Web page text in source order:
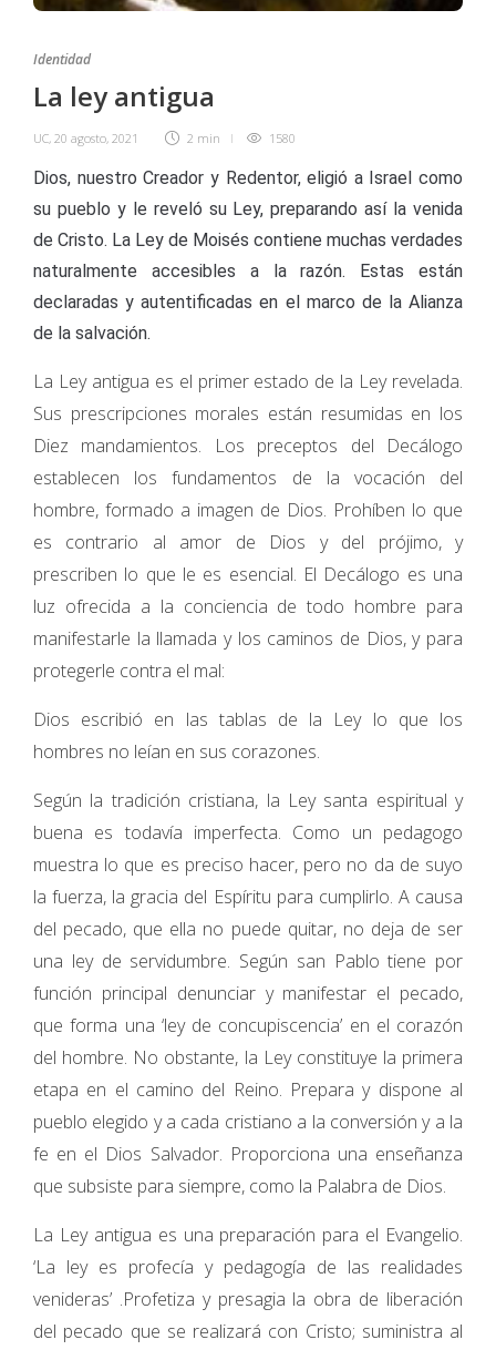
Identidad
La ley antigua
UC, 20 agosto, 2021 2 min 1580
Dios, nuestro Creador y Redentor, eligió a Israel como
su pueblo y le reveló su Ley, preparando así la venida
de Cristo. La Ley de Moisés contiene muchas verdades
naturalmente accesibles a la razón. Estas están
declaradas y autentificadas en el marco de la Alianza
de la salvación.
La Ley antigua es el primer estado de la Ley revelada.
Sus prescripciones morales están resumidas en los
Diez mandamientos. Los preceptos del Decálogo
establecen los fundamentos de la vocación del
hombre, formado a imagen de Dios. Prohíben lo que
es contrario al amor de Dios y del prójimo, y
prescriben lo que le es esencial. El Decálogo es una
luz ofrecida a la conciencia de todo hombre para
manifestarle la llamada y los caminos de Dios, y para
protegerle contra el mal:
Dios escribió en las tablas de la Ley lo que los
hombres no leían en sus corazones.
Según la tradición cristiana, la Ley santa espiritual y
buena es todavía imperfecta. Como un pedagogo
muestra lo que es preciso hacer, pero no da de suyo
la fuerza, la gracia del Espíritu para cumplirlo. A causa
del pecado, que ella no puede quitar, no deja de ser
una ley de servidumbre. Según san Pablo tiene por
función principal denunciar y manifestar el pecado,
que forma una ‘ley de concupiscencia’ en el corazón
del hombre. No obstante, la Ley constituye la primera
etapa en el camino del Reino. Prepara y dispone al
pueblo elegido y a cada cristiano a la conversión y a la
fe en el Dios Salvador. Proporciona una enseñanza
que subsiste para siempre, como la Palabra de Dios.
La Ley antigua es una preparación para el Evangelio.
‘La ley es profecía y pedagogía de las realidades
venideras’ .Profetiza y presagia la obra de liberación
del pecado que se realizará con Cristo; suministra al